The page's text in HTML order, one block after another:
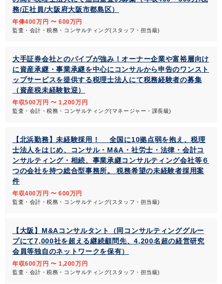
務/正社員/大阪府大阪市都島区）
年俸400万円 〜 600万円
監査・会計・税務・コンサルティング(スタッフ・担当級)
大手証券会社とのパイプが強み！オーナー企業や富裕層向け
に資産承継・事業承継を中心にコンサルから申告のワンスト
ップサービスを提供する税理士法人にて税務経験者の募集
（資産税未経験歓迎）
年収500万円 〜 1,200万円
監査・会計・税務・コンサルティング(マネージャー・課長級)
【北浜勤務】未経験採用！ 全国に10拠点弱を抱え、税理
士法人をはじめ、コンサル・M&A・社労士・法律・会計コ
ンサルティング・相続、事業承継コンサルティング会社等６
つの会社を持つ総合型事務所。 税務希望の未経験者採用案
件
年収400万円 〜 600万円
監査・会計・税務・コンサルティング(スタッフ・担当級)
【大阪】M&Aコンサルタント（同コンサルティンググルー
プにて7,000社を超える継続顧問先、4,200名超の経営研究
会員等独自のネットワークを保有）
年収600万円 〜 1,200万円
監査・会計・税務・コンサルティング(スタッフ・担当級)